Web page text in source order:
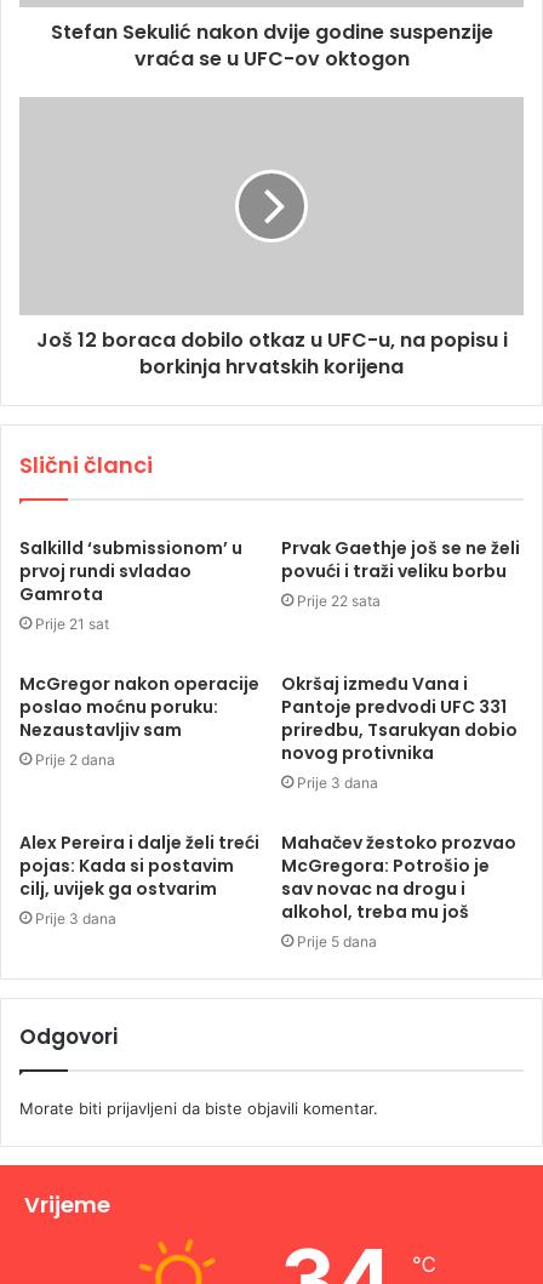
Stefan Sekulić nakon dvije godine suspenzije
vraća se u UFC-ov oktogon
Još 12 boraca dobilo otkaz u UFC-u, na popisu i
borkinja hrvatskih korijena
Slični članci
Salkilld ‘submissionom’ u
prvoj rundi svladao
Gamrota
Prije 21 sat
Prvak Gaethje još se ne želi
povući i traži veliku borbu
Prije 22 sata
McGregor nakon operacije
poslao moćnu poruku:
Nezaustavljiv sam
Prije 2 dana
Okršaj između Vana i
Pantoje predvodi UFC 331
priredbu, Tsarukyan dobio
novog protivnika
Prije 3 dana
Alex Pereira i dalje želi treći
pojas: Kada si postavim
cilj, uvijek ga ostvarim
Prije 3 dana
Mahačev žestoko prozvao
McGregora: Potrošio je
sav novac na drogu i
alkohol, treba mu još
Prije 5 dana
Odgovori
Morate biti prijavljeni da biste objavili komentar.
Vrijeme
℃